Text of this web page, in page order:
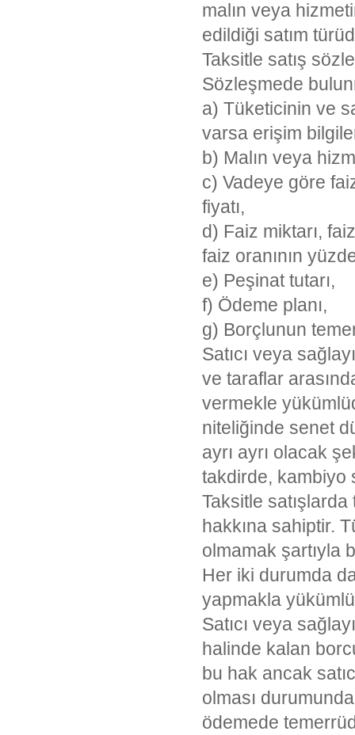
malın veya
edildiği satım
Taksitle satış
Sözleşmede
a) Tüketicinin ve
varsa erişim
b) Malın veya
c) Vadeye göre
fiyatı,
d) Faiz miktarı,
faiz oranının
e) Peşinat tutarı,
f) Ödeme planı,
g) Borçlunun
Satıcı veya
ve taraflar
vermekle
niteliğinde senet
ayrı ayrı olacak
takdirde, kambiyo
Taksitle
hakkına sahiptir.
olmamak şartıyla
Her iki durumda
yapmakla
Satıcı veya
halinde kalan
bu hak ancak
olması
ödemede